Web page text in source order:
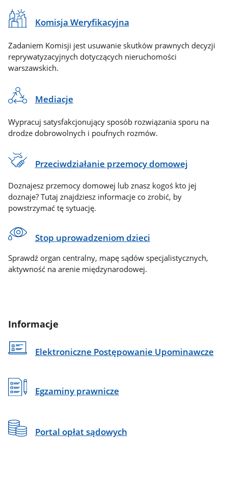
Komisja Weryfikacyjna
Zadaniem Komisji jest usuwanie skutków prawnych decyzji
reprywatyzacyjnych dotyczących nieruchomości
warszawskich.
Mediacje
Wypracuj satysfakcjonujący sposób rozwiązania sporu na
drodze dobrowolnych i poufnych rozmów.
Przeciwdziałanie przemocy domowej
Doznajesz przemocy domowej lub znasz kogoś kto jej
doznaje? Tutaj znajdziesz informacje co zrobić, by
powstrzymać tę sytuację.
Stop uprowadzeniom dzieci
Sprawdź organ centralny, mapę sądów specjalistycznych,
aktywność na arenie międzynarodowej.
Informacje
Elektroniczne Postępowanie Upominawcze
Egzaminy prawnicze
Portal opłat sądowych